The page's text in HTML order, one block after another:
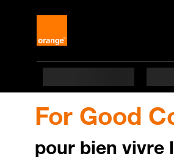
For Good
pour bien vivre